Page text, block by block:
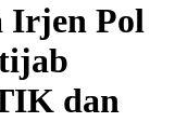
Irjen Pol
dan